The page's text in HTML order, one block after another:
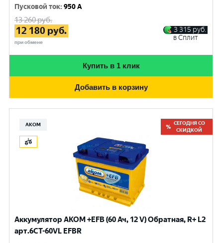
Пусковой ток:950 A
13 260руб.
12 180 руб.
при обмене
3 315 руб.
в Сплит
Купить в 1 клик
Добавить в корзину
АКОМ
СЕГОДНЯ СО
СКИДКОЙ
Аккумулятор AKOM +EFB (60 Ач, 12 V) Обратная, R+ L2
арт.6CТ-60VL EFBR